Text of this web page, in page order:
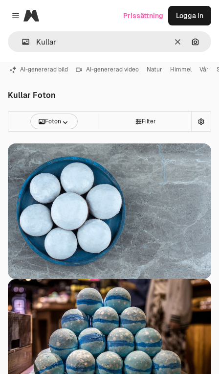
Close menu
Magnific
RensaSök
Prissättning Logga in
AI-genererad bild AI-genererad video Natur Himmel Vår
Kullar Foton
Foton Filter